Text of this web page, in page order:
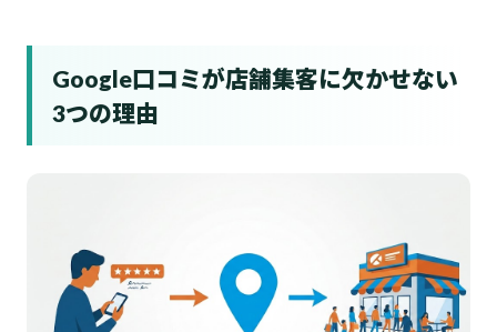
Google口コミが店舗集客に欠かせない
3つの理由